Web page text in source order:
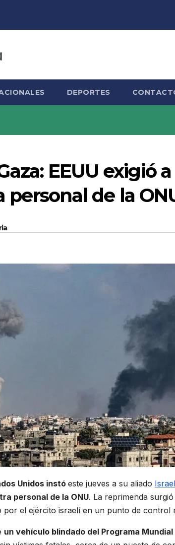
DEPORTES
EEUU exigió
personal de la
Unidos instóeste jueves a su aliado Israel
personal de la ONU. La reprimenda
el ejército israelí en un punto de control
un vehículo blindado del Programa